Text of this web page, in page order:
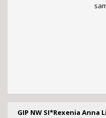
GIP NW SI*Rexenia Anna